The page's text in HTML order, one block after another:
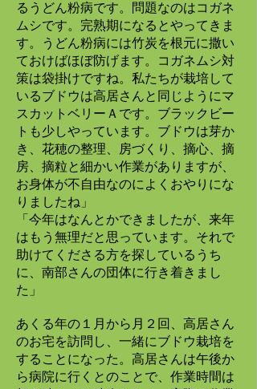
るうどん粉病です。問題なのはコガネ
ムシです。完熟期になるとやってきま
す。うどん粉病には竹炭を根元に撒い
ておけばほぼ防げます。コガネムシ対
策は袋掛けですね。私たちが栽培して
いるブドウは高居さんと同じようにマ
スカットベリーＡです。ブラックビー
トも少しやっています。ブドウは芽か
き、花穂の整理、房づくり、摘心、摘
房、摘粒と細かい作業がありますが、
お身体が不自由なのによくおやりにな
りましたね」
「今年はなんとかできましたが、来年
はもう無理だと思っています。それで
助けてくださる方を探しているうち
に、南部さんの団体に行き着きまし
た」
あくる年の１月から月２回、高居さん
のお宅を訪問し、一緒にブドウ栽培を
することになった。高居さんは午後か
ら病院に行くとのことで、作業時間は